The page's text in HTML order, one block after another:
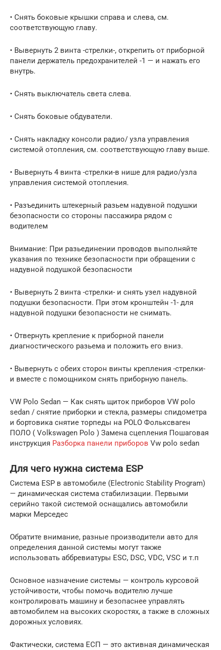
• Снять боковые крышки справа и слева, см.
соответствующую главу.
• Вывернуть 2 винта -стрелки-, открепить от приборной
панели держатель предохранителей -1 — и нажать его
внутрь.
• Снять выключатель света слева.
• Снять боковые обдуватели.
• Снять накладку консоли радио/ узла управления
системой отопления, см. соответствующую главу выше.
• Вывернуть 4 винта -стрелки-в нише для радио/узла
управления системой отопления.
• Разъединить штекерный разьем надувной подушки
безопасности со стороны пассажира рядом с
водителем
Внимание: При разьединении проводов выполняйте
указания по технике безопасности при обращении с
надувной подушкой безопасности
• Вывернуть 2 винта -стрелки- и снять узел надувной
подушки безопасности. При этом кронштейн -1- для
надувной подушки безопасности не снимать.
• Отвернуть крепление к приборной панели
диагностического разьема и положить его вниз.
• Вывернуть с обеих сторон винты крепления -стрелки-
и вместе с помощником снять приборную панель.
VW Polo Sedan — Как снять щиток приборов VW polo
sedan / снятие приборки и стекла, размеры спидометра
и бортовика снятие торпеды на POLO Фольксваген
ПОЛО ( Volkswagen Polo ) Замена сцепления Пошаговая
инструкция Разборка панели приборов Vw polo sedan
Для чего нужна система ESP
Система ESP в автомобиле (Electronic Stability Program)
— динамическая система стабилизации. Первыми
серийно такой системой оснащались автомобили
марки Мерседес
Обратите внимание, разные производители авто для
определения данной системы могут также
использовать аббревиатуры ESC, DSC, VDC, VSC и т.п
Основное назначение системы — контроль курсовой
устойчивости, чтобы помочь водителю лучше
контролировать машину и безопаснее управлять
автомобилем на высоких скоростях, а также в сложных
дорожных условиях.
Фактически, система ECП — это активная динамическая